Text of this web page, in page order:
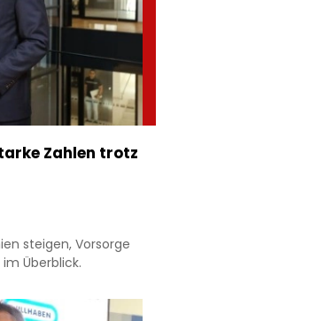
Zahlen trotz
steigen, Vorsorge
Überblick.